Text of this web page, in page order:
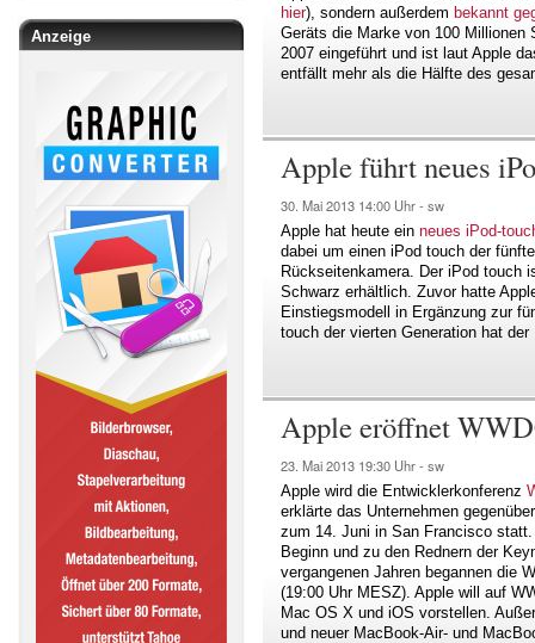
Anzeige
hier), sondern außerdem bekannt
Geräts die Marke von 100
2007 eingeführt und ist laut Apple
entfällt mehr als die Hälfte des
Apple führt neues
30. Mai 2013 14:00 Uhr - sw
Apple hat heute ein neues iPod-
dabei um einen iPod touch der
Rückseitenkamera. Der iPod touch
Schwarz erhältlich. Zuvor hatte
Einstiegsmodell in Ergänzung zur
touch der vierten Generation hat
Apple eröffnet
23. Mai 2013 19:30 Uhr - sw
Apple wird die Entwicklerkonferenz
erklärte das Unternehmen
zum 14. Juni in San Francisco
Beginn und zu den Rednern der
vergangenen Jahren begannen die
(19:00 Uhr MESZ). Apple will auf
Mac OS X und iOS vorstellen.
und neuer MacBook-Air- und